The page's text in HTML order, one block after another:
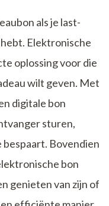
als je last-
Elektronische
oplossing voor die
wilt geven. Met
digitale bon
sturen,
Bovendien
bon
genieten van zijn of